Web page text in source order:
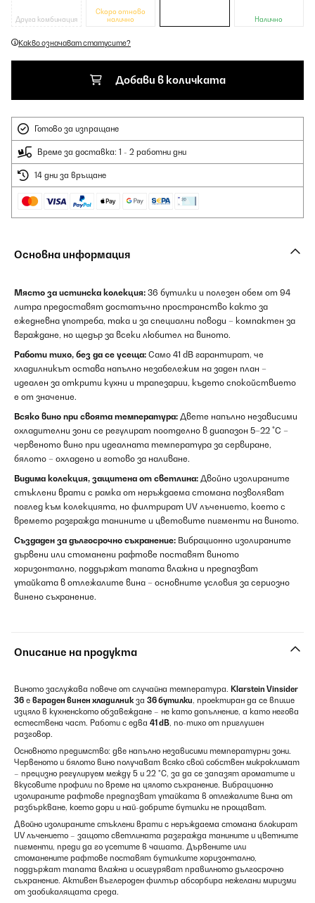
Друга комбинация
Скоро отново
налично
Налично
Какво означават статусите?
Добави в количката
Готово за изпращане
Време за доставка: 1 - 2 работни дни
14 дни за връщане
Основна информация
Място за истинска колекция: 36 бутилки и полезен обем от 94
литра предоставят достатъчно пространство както за
ежедневна употреба, така и за специални поводи – компактен за
вграждане, но щедър за всеки любител на виното.
Работи тихо, без да се усеща: Само 41 dB гарантират, че
хладилникът остава напълно незабележим на заден план –
идеален за открити кухни и трапезарии, където спокойствието
е от значение.
Всяко вино при своята температура: Двете напълно независими
охладителни зони се регулират поотделно в диапазон 5–22 °C –
червеното вино при идеалната температура за сервиране,
бялото – охладено и готово за наливане.
Видима колекция, защитена от светлина: Двойно изолираните
стъклени врати с рамка от неръждаема стомана позволяват
поглед към колекцията, но филтрират UV лъчението, което с
времето разгражда танините и цветовите пигменти на виното.
Създаден за дългосрочно съхранение: Вибрационно изолираните
дървени или стоманени рафтове поставят виното
хоризонтално, поддържат тапата влажна и предпазват
утайката в отлежалите вина – основните условия за сериозно
винено съхранение.
Описание на продукта
Виното заслужава повече от случайна температура. Klarstein Vinsider
36 е вграден винен хладилникза 36 бутилки, проектиран да се впише
изцяло в кухненското обзавеждане – не като допълнение, а като негова
естествена част. Работи с едва 41 dB, по-тихо от приглушен
разговор.
Основното предимство: две напълно независими температурни зони.
Червеното и бялото вино получават всяко свой собствен микроклимат
– прецизно регулируем между 5 и 22 °C, за да се запазят ароматите и
вкусовите профили по време на цялото съхранение. Вибрационно
изолираните рафтове предпазват утайката в отлежалите вина от
разбъркване, което дори и най-добрите бутилки не прощават.
Двойно изолираните стъклени врати с неръждаема стомана блокират
UV лъчението – защото светлината разгражда танините и цветните
пигменти, преди да го усетите в чашата. Дървените или
стоманените рафтове поставят бутилките хоризонтално,
поддържат тапата влажна и осигуряват правилното дългосрочно
съхранение. Активен въглероден филтър абсорбира нежелани миризми
от заобикалящата среда.